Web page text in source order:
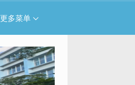
更多菜单